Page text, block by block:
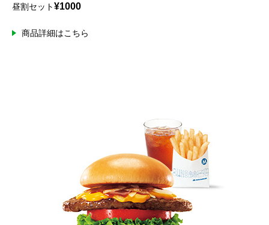
昼割セット¥1000
商品詳細はこちら